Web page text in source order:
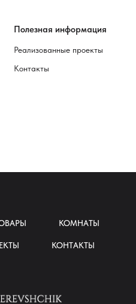
Полезная информация
Реализованные проекты
Контакты
КОМНАТЫ
КОНТАКТЫ